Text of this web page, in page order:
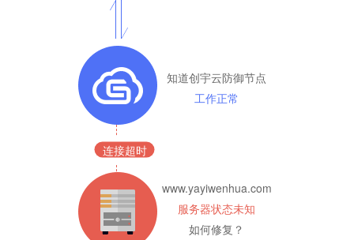
知道创宇云防御节点
工作正常
连接超时
www.yayiwenhua.com
服务器状态未知
如何修复？